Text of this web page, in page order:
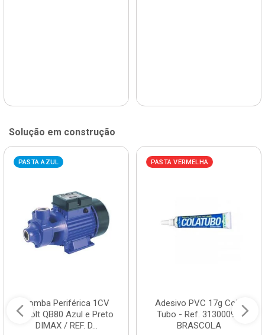
Solução em construção
PASTA AZUL
Bomba Periférica 1CV
Bivolt QB80 Azul e Preto
DIMAX / REF. D...
PASTA VERMELHA
Adesivo PVC 17g Cola
Tubo - Ref. 3130009 -
BRASCOLA